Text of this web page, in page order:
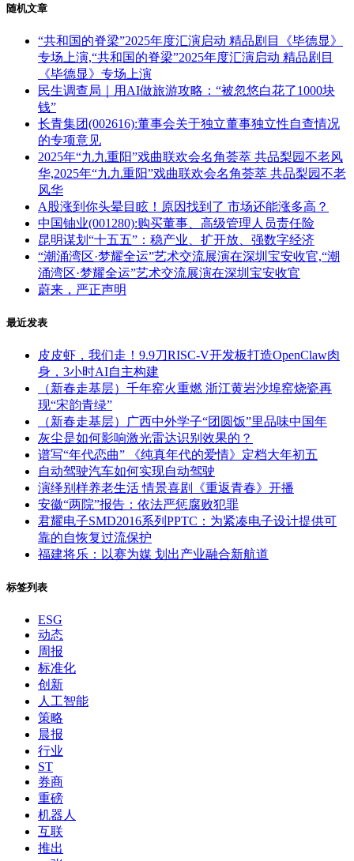
随机文章
“共和国的脊梁”2025年度汇演启动 精品剧目《毕德显》
专场上演,“共和国的脊梁”2025年度汇演启动 精品剧目
《毕德显》专场上演
民生调查局｜用AI做旅游攻略：“被忽悠白花了1000块
钱”
长青集团(002616):董事会关于独立董事独立性自查情况
的专项意见
2025年“九九重阳”戏曲联欢会名角荟萃 共品梨园不老风
华,2025年“九九重阳”戏曲联欢会名角荟萃 共品梨园不老
风华
A股涨到你头晕目眩！原因找到了 市场还能涨多高？
中国铀业(001280):购买董事、高级管理人员责任险
昆明谋划“十五五”：稳产业、扩开放、强数字经济
“潮涌湾区·梦耀全运”艺术交流展演在深圳宝安收官,“潮
涌湾区·梦耀全运”艺术交流展演在深圳宝安收官
蔚来，严正声明
最近发表
皮皮虾，我们走！9.9刀RISC-V开发板打造OpenClaw肉
身，3小时AI自主构建
（新春走基层）千年窑火重燃 浙江黄岩沙埠窑烧瓷再
现“宋韵青绿”
（新春走基层）广西中外学子“团圆饭”里品味中国年
灰尘是如何影响激光雷达识别效果的？
谱写“年代恋曲” 《纯真年代的爱情》定档大年初五
自动驾驶汽车如何实现自动驾驶
演绎别样养老生活 情景喜剧《重返青春》开播
安徽“两院”报告：依法严惩腐败犯罪
君耀电子SMD2016系列PPTC：为紧凑电子设计提供可
靠的自恢复过流保护
福建将乐：以赛为媒 划出产业融合新航道
标签列表
ESG
动态
周报
标准化
创新
人工智能
策略
晨报
行业
ST
券商
重磅
机器人
互联
推出